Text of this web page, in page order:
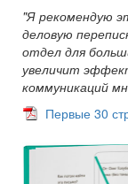
"Я рекомендую
деловую
отдел для
увеличит
коммуникаций
Первые 30